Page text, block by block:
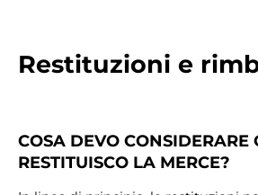
Restituzioni e
COSA DEVO CONSIDERARE
RESTITUISCO LA MERCE?